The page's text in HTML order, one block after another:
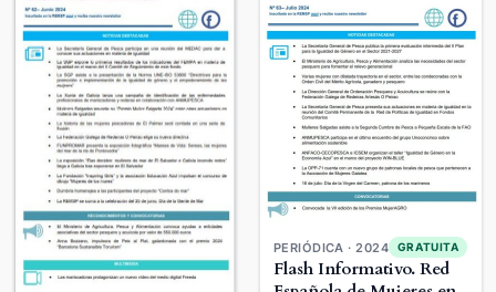
PERIÓDICA · 2024 GRATUITA
Flash Informativo. Red